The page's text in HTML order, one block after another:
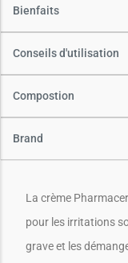
Compostion
Conseils d'utilisation
Bienfaits
Brand
La crème
pour les irritations
grave et les